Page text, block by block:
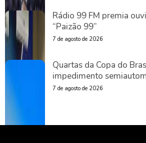
Rádio 99 FM premia
“Paizão 99”
7 de agosto de 2026
Quartas da Copa do
impedimento
7 de agosto de 2026